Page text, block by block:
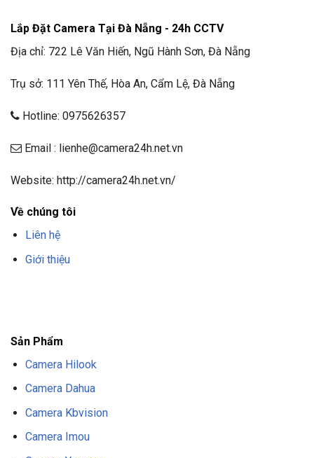
Lắp Đặt Camera Tại Đà Nẵng - 24h CCTV
Địa chỉ: 722 Lê Văn Hiến, Ngũ Hành Sơn, Đà Nẵng
Trụ sở: 111 Yên Thế, Hòa An, Cẩm Lệ, Đà Nẵng
Hotline: 0975626357
Email : lienhe@camera24h.net.vn
Website: http://camera24h.net.vn/
Về chúng tôi
Liên hệ
Giới thiệu
Sản Phẩm
Camera Hilook
Camera Dahua
Camera Kbvision
Camera Imou